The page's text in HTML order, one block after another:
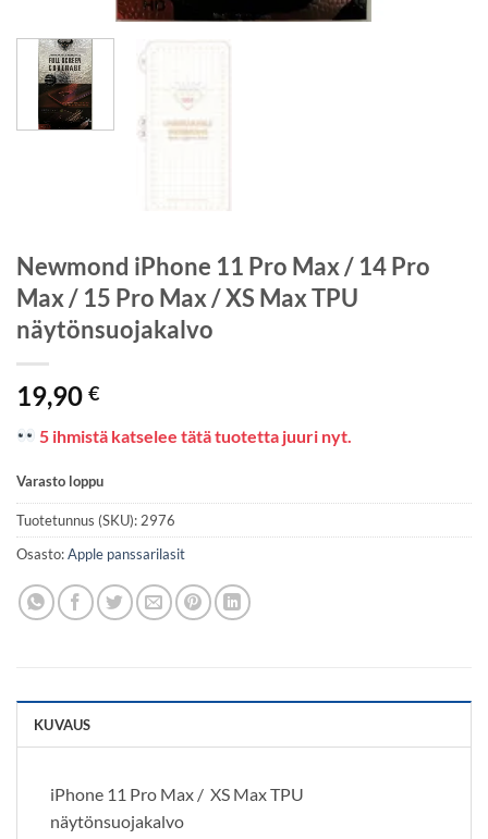
Newmond iPhone 11 Pro Max / 14 Pro
Max / 15 Pro Max / XS Max TPU
näytönsuojakalvo
19,90 €
5 ihmistä katselee tätä tuotetta juuri nyt.
Varasto loppu
Tuotetunnus (SKU):2976
Osasto:Apple panssarilasit
KUVAUS
iPhone 11 Pro Max / XS Max TPU
näytönsuojakalvo